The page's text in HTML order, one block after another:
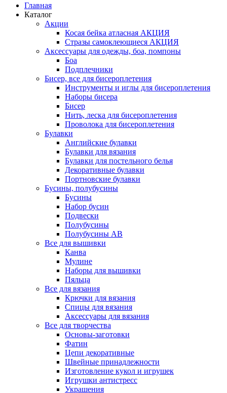
Главная
Каталог
Акции
Косая бейка атласная АКЦИЯ
Стразы самоклеющиеся АКЦИЯ
Аксессуары для одежды, боа, помпоны
Боа
Подплечники
Бисер, все для бисероплетения
Инструменты и иглы для бисероплетения
Наборы бисера
Бисер
Нить, леска для бисероплетения
Проволока для бисероплетения
Булавки
Английские булавки
Булавки для вязания
Булавки для постельного белья
Декоративные булавки
Портновские булавки
Бусины, полубусины
Бусины
Набор бусин
Подвески
Полубусины
Полубусины AB
Все для вышивки
Канва
Мулине
Наборы для вышивки
Пяльца
Все для вязания
Крючки для вязания
Спицы для вязания
Аксессуары для вязания
Все для творчества
Основы-заготовки
Фатин
Цепи декоративные
Швейные принадлежности
Изготовление кукол и игрушек
Игрушки антистресс
Украшения